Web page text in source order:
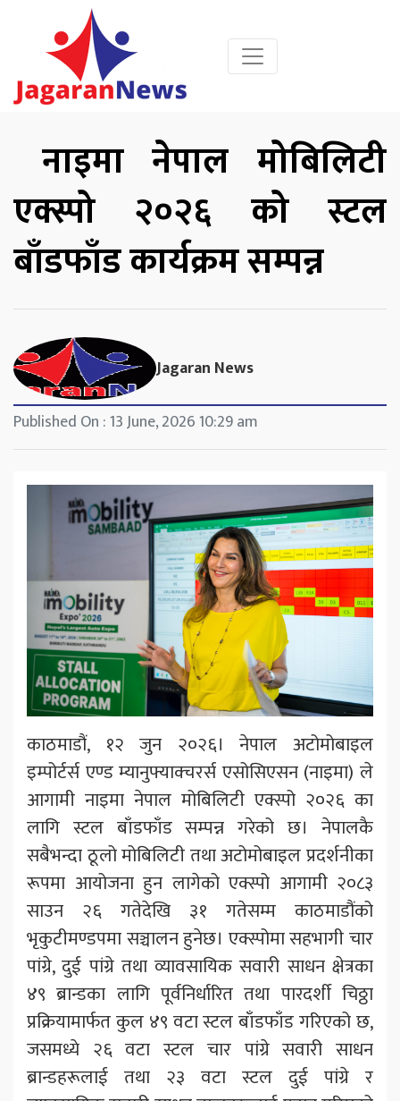
नाइमा नेपाल मोबिलिटी
एक्स्पो २०२६ को स्टल
बाँडफाँड कार्यक्रम सम्पन्न
Jagaran News
Published On : 13 June, 2026 10:29 am
काठमाडौं, १२ जुन २०२६। नेपाल अटोमोबाइल
इम्पोर्टर्स एण्ड म्यानुफ्याक्चरर्स एसोसिएसन (नाइमा) ले
आगामी नाइमा नेपाल मोबिलिटी एक्स्पो २०२६ का
लागि स्टल बाँडफाँड सम्पन्न गरेको छ। नेपालकै
सबैभन्दा ठूलो मोबिलिटी तथा अटोमोबाइल प्रदर्शनीका
रूपमा आयोजना हुन लागेको एक्स्पो आगामी २०८३
साउन २६ गतेदेखि ३१ गतेसम्म काठमाडौंको
भृकुटीमण्डपमा सञ्चालन हुनेछ। एक्स्पोमा सहभागी चार
पांग्रे, दुई पांग्रे तथा व्यावसायिक सवारी साधन क्षेत्रका
४९ ब्रान्डका लागि पूर्वनिर्धारित तथा पारदर्शी चिठ्ठा
प्रक्रियामार्फत कुल ४९ वटा स्टल बाँडफाँड गरिएको छ,
जसमध्ये २६ वटा स्टल चार पांग्रे सवारी साधन
ब्रान्डहरूलाई तथा २३ वटा स्टल दुई पांग्रे र